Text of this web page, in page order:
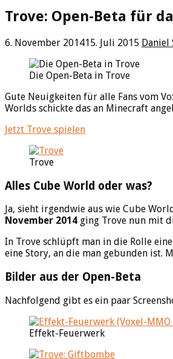
Trove: Open-Beta für
6. November 201415. Juli 2015 Daniel
Die Open-Beta in Trove
Gute Neuigkeiten für alle Fans vom
Worlds schickte das an Minecraft
Jetzt Trove spielen
Trove
Alles Cube World oder was?
Ja, sieht irgendwie aus wie Cube
November 2014 ging Trove nun mit
In Trove schlüpft man in die Rolle
eine Story, an die man gebunden ist.
Bilder aus der Open-Beta
Nachfolgend gibt es ein paar
Effekt-Feuerwerk